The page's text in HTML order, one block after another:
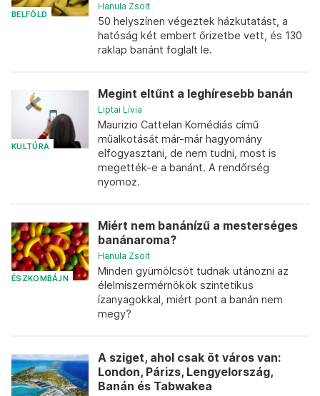
BELFÖLD
Hanula Zsolt
50 helyszínen végeztek házkutatást, a
hatóság két embert őrizetbe vett, és 130
raklap banánt foglalt le.
KULTÚRA
Megint eltűnt a leghíresebb banán
Liptai Lívia
Maurizio Cattelan Komédiás című
műalkotását már-már hagyomány
elfogyasztani, de nem tudni, most is
megették-e a banánt. A rendőrség
nyomoz.
ÉSZKOMBÁJN
Miért nem banánízű a mesterséges
banánaroma?
Hanula Zsolt
Minden gyümölcsöt tudnak utánozni az
élelmiszermérnökök szintetikus
ízanyagokkal, miért pont a banán nem
megy?
A sziget, ahol csak öt város van:
London, Párizs, Lengyelország,
Banán és Tabwakea